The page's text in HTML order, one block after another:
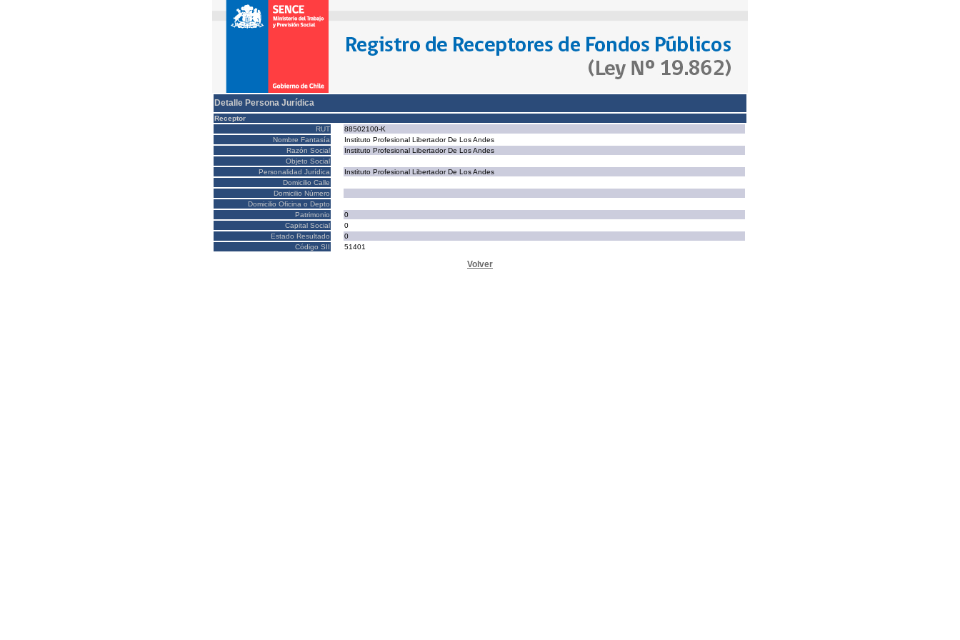
Detalle Persona Jurídica
Receptor
RUT
88502100-K
Nombre Fantasía
Instituto Profesional Libertador De Los Andes
Razón Social
Instituto Profesional Libertador De Los Andes
Objeto Social
Personalidad Jurídica
Instituto Profesional Libertador De Los Andes
Domicilio Calle
Domicilio Número
Domicilio Oficina o Depto
Patrimonio
0
Capital Social
0
Estado Resultado
0
Código SII
51401
Volver